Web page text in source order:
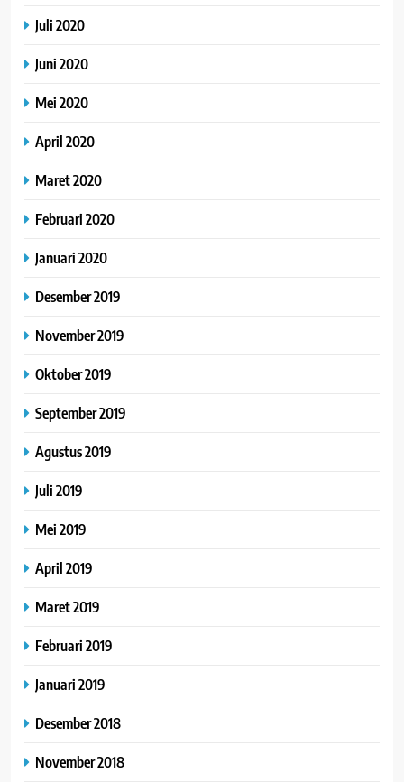
Juli 2020
Juni 2020
Mei 2020
April 2020
Maret 2020
Februari 2020
Januari 2020
Desember 2019
November 2019
Oktober 2019
September 2019
Agustus 2019
Juli 2019
Mei 2019
April 2019
Maret 2019
Februari 2019
Januari 2019
Desember 2018
November 2018